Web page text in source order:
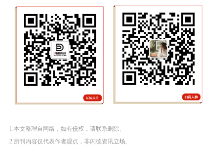
1.本文整理自网络，如有侵权，请联系删除。
2.所刊内容仅代表作者观点，非闪德资讯立场。